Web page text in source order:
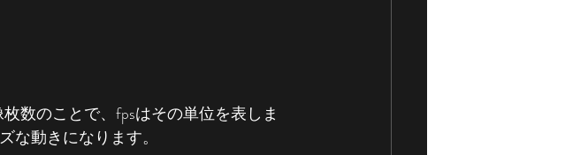
数のことで、fpsはその単位を表しま
な動きになります。